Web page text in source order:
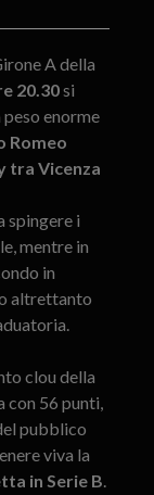
A della
20.30si
enorme
Romeo
tra Vicenza
spingere i
mentre in
in
altrettanto
clou della
con 56 punti,
pubblico
viva la
in Serie B.